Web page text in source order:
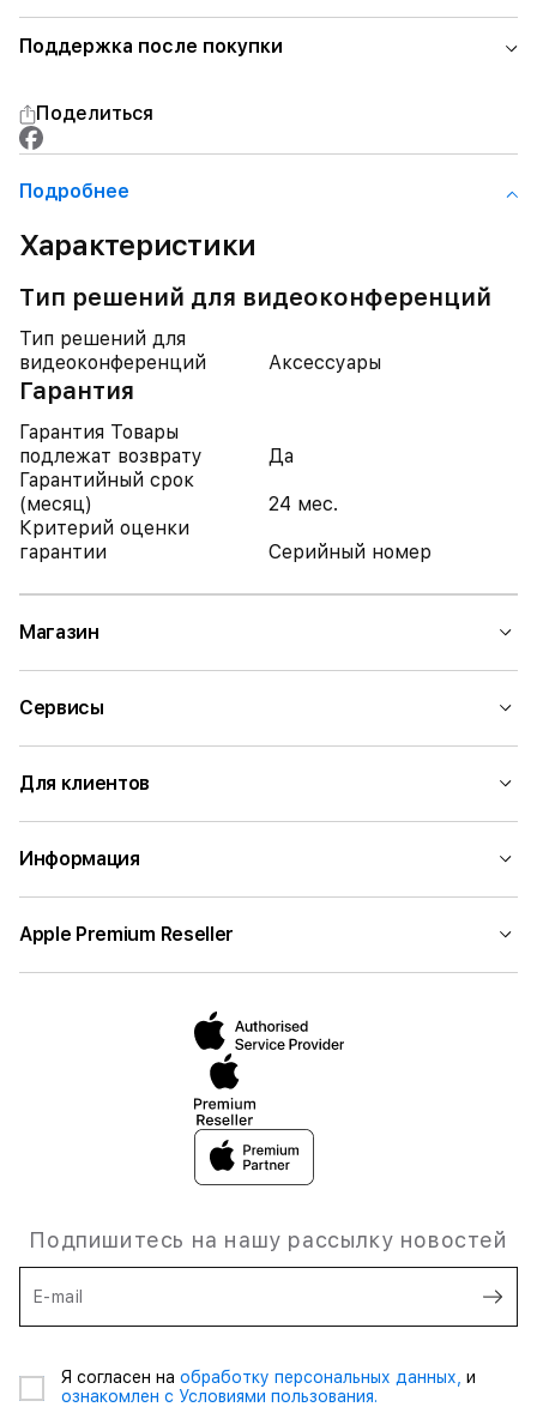
Поддержка после покупки
Поделиться
Подробнее
Характеристики
Тип решений для видеоконференций
Тип решений для
видеоконференций
Аксессуары
Гарантия
Гарантия Товары
подлежат возврату
Да
Гарантийный срок
(месяц)
24 мес.
Критерий оценки
гарантии
Серийный номер
Магазин
Сервисы
Для клиентов
Информация
Apple Premium Reseller
Подпишитесь на нашу рассылку новостей
E-mail
Я согласен на обработку персональных данных, и
ознакомлен с Условиями пользования.